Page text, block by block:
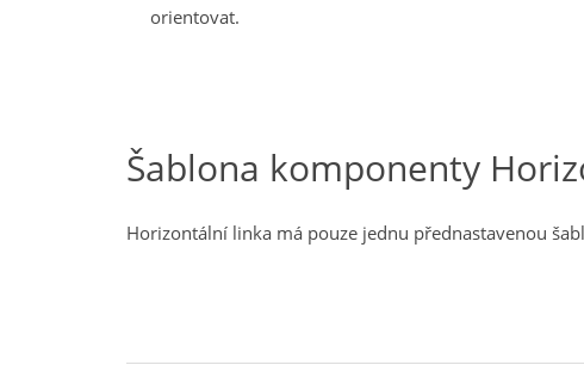
orientovat.
Šablona komponenty
Horizontální linka má pouze jednu přednastavenou